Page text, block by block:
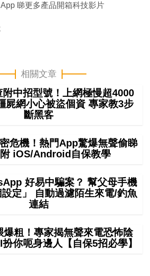
App 睇更多產品開箱科技影片
相關文章
中招型號！上網極慢超4000
屍網小心被盜個資 專家教3步
斷黑客
危機！熱門App驚爆無聲偷睇
iOS/Android自保教學
好易中騙案？ 幫父母手機
定」 自動過濾陌生來電/釣魚
連結
爆粗！專家揭無聲來電恐怖陰
你呃身邊人【自保5招必學】